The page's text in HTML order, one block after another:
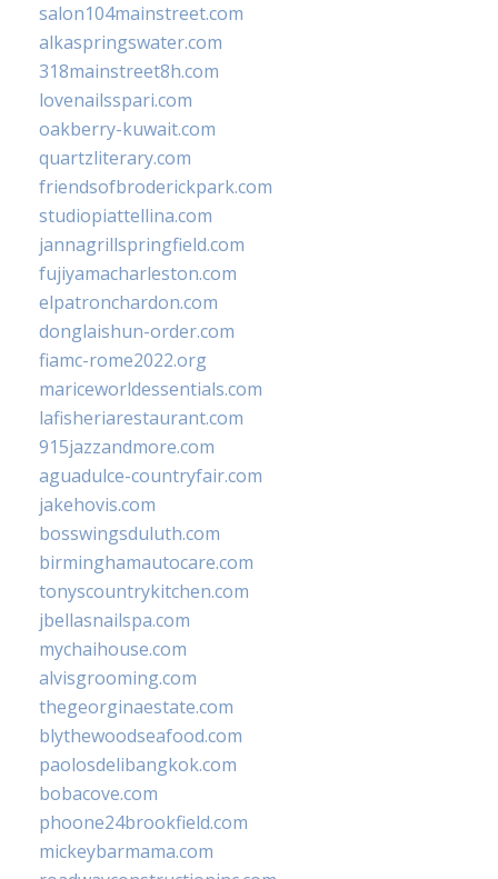
salon104mainstreet.com
alkaspringswater.com
318mainstreet8h.com
lovenailsspari.com
oakberry-kuwait.com
quartzliterary.com
friendsofbroderickpark.com
studiopiattellina.com
jannagrillspringfield.com
fujiyamacharleston.com
elpatronchardon.com
donglaishun-order.com
fiamc-rome2022.org
mariceworldessentials.com
lafisheriarestaurant.com
915jazzandmore.com
aguadulce-countryfair.com
jakehovis.com
bosswingsduluth.com
birminghamautocare.com
tonyscountrykitchen.com
jbellasnailspa.com
mychaihouse.com
alvisgrooming.com
thegeorginaestate.com
blythewoodseafood.com
paolosdelibangkok.com
bobacove.com
phoone24brookfield.com
mickeybarmama.com